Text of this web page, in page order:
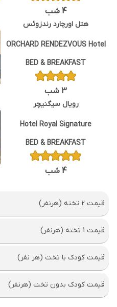
4 شب
هتل اورچارد رندزوئس
ORCHARD RENDEZVOUS Hotel
BED & BREAKFAST
3 شب
رویال سیگنیچر
Hotel Royal Signature
BED & BREAKFAST
4 شب
قیمت 2 تخته (هرنفر)
قیمت 1 تخته (هرنفر)
قیمت کودک با تخت (هر نفر)
قیمت کودک بدون تخت (هرنفر)